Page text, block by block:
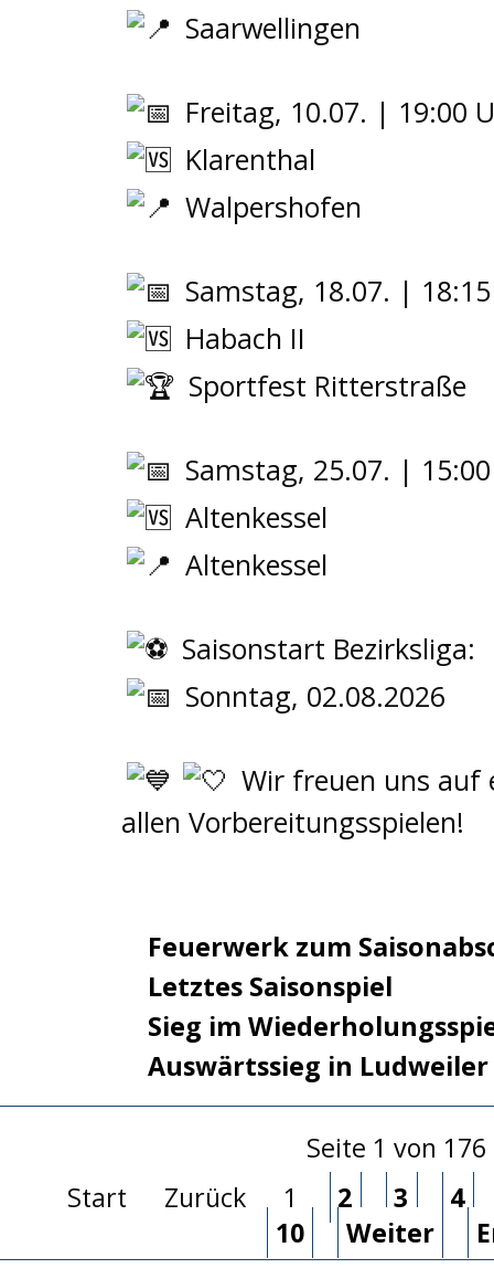
Saarwellingen
Freitag, 10.07. | 19:00
Klarenthal
Walpershofen
Samstag, 18.07. |
Habach II
Sportfest Ritterstraße
Samstag, 25.07. |
Altenkessel
Altenkessel
Saisonstart Bezirksliga:
Sonntag, 02.08.2026
Wir freuen uns auf
allen Vorbereitungsspielen!
Feuerwerk zum
Letztes Saisonspiel
Sieg im
Auswärtssieg in Ludweiler
Seite 1 von 176
Start
Zurück 1 2 3
4
10
Weiter